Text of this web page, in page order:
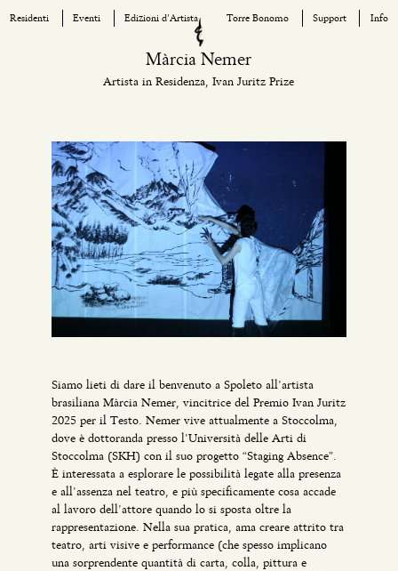
Residenti Eventi Edizioni d’Artista Torre Bonomo Support Info
Màrcia Nemer
Artista in Residenza, Ivan Juritz Prize
Siamo lieti di dare il benvenuto a Spoleto all’artista
brasiliana Màrcia Nemer, vincitrice del Premio Ivan Juritz
2025 per il Testo. Nemer vive attualmente a Stoccolma,
dove è dottoranda presso l’Università delle Arti di
Stoccolma (SKH) con il suo progetto “Staging Absence”.
È interessata a esplorare le possibilità legate alla presenza
e all’assenza nel teatro, e più specificamente cosa accade
al lavoro dell’attore quando lo si sposta oltre la
rappresentazione. Nella sua pratica, ama creare attrito tra
teatro, arti visive e performance (che spesso implicano
una sorprendente quantità di carta, colla, pittura e